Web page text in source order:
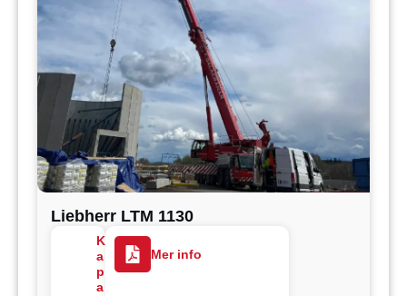
Liebherr LTM 1130
K
a
p
a
Mer info